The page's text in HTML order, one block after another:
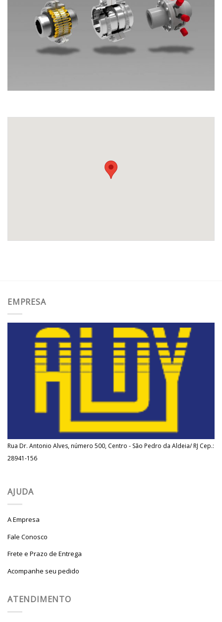
EMPRESA
Rua Dr. Antonio Alves, número 500, Centro - São Pedro da Aldeia/ RJ Cep.:
28941-156
AJUDA
A Empresa
Fale Conosco
Frete e Prazo de Entrega
Acompanhe seu pedido
ATENDIMENTO